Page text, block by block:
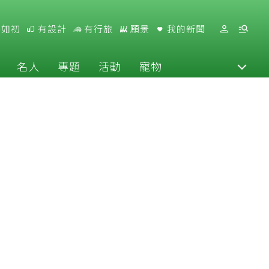
初 有設計 有行旅 願景 我的新聞
名人 專題 活動 寵物